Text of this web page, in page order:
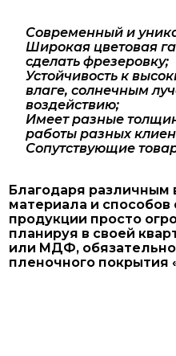
Современный и
Широкая цветовая
сделать фрезеровку;
Устойчивость к
влаге, солнечным
воздействию;
Имеет разные
работы разных
Сопутствующие
Благодаря различным
материала и
продукции просто
планируя в своей
или МДФ,
пленочного покрытия